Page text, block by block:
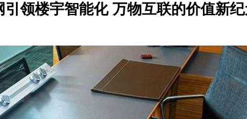
引领楼宇智能化 万物互联的价值新